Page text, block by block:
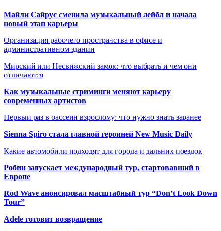
Майли Сайрус сменила музыкальный лейбл и начала
новый этап карьеры
Организация рабочего пространства в офисе и
административном здании
Мирский или Несвижский замок: что выбрать и чем они
отличаются
Как музыкальные стриминги меняют карьеру
современных артистов
Первый раз в бассейн взрослому: что нужно знать заранее
Sienna Spiro стала главной героиней New Music Daily
Какие автомобили подходят для города и дальних поездок
Робин запускает международный тур, стартовавший в
Европе
Rod Wave анонсировал масштабный тур “Don’t Look Down
Tour”
Adele готовит возвращение